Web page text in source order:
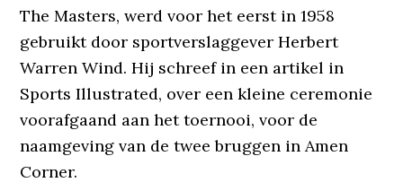
The Masters, werd voor het eerst in 1958
gebruikt door sportverslaggever Herbert
Warren Wind. Hij schreef in een artikel in
Sports Illustrated, over een kleine ceremonie
voorafgaand aan het toernooi, voor de
naamgeving van de twee bruggen in Amen
Corner.